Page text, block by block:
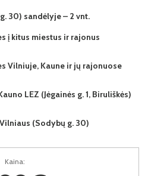
30) sandėlyje – 2 vnt.
į kitus miestus ir rajonus
Vilniuje, Kaune ir jų rajonuose
LEZ (Jėgainės g. 1, Biruliškės)
(Sodybų g. 30)
Kaina: